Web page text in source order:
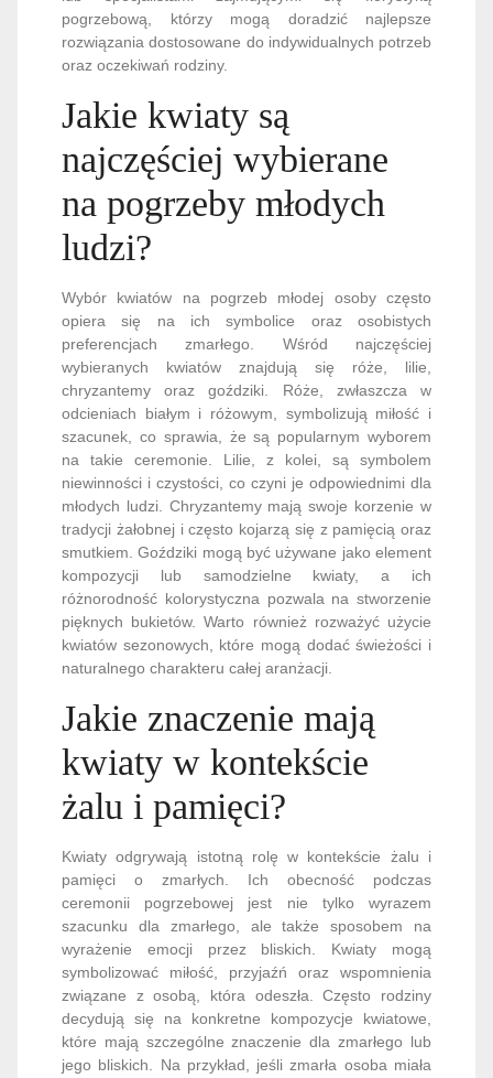
pogrzebową, którzy mogą doradzić najlepsze
rozwiązania dostosowane do indywidualnych potrzeb
oraz oczekiwań rodziny.
Jakie kwiaty są
najczęściej wybierane
na pogrzeby młodych
ludzi?
Wybór kwiatów na pogrzeb młodej osoby często
opiera się na ich symbolice oraz osobistych
preferencjach zmarłego. Wśród najczęściej
wybieranych kwiatów znajdują się róże, lilie,
chryzantemy oraz goździki. Róże, zwłaszcza w
odcieniach białym i różowym, symbolizują miłość i
szacunek, co sprawia, że są popularnym wyborem
na takie ceremonie. Lilie, z kolei, są symbolem
niewinności i czystości, co czyni je odpowiednimi dla
młodych ludzi. Chryzantemy mają swoje korzenie w
tradycji żałobnej i często kojarzą się z pamięcią oraz
smutkiem. Goździki mogą być używane jako element
kompozycji lub samodzielne kwiaty, a ich
różnorodność kolorystyczna pozwala na stworzenie
pięknych bukietów. Warto również rozważyć użycie
kwiatów sezonowych, które mogą dodać świeżości i
naturalnego charakteru całej aranżacji.
Jakie znaczenie mają
kwiaty w kontekście
żalu i pamięci?
Kwiaty odgrywają istotną rolę w kontekście żalu i
pamięci o zmarłych. Ich obecność podczas
ceremonii pogrzebowej jest nie tylko wyrazem
szacunku dla zmarłego, ale także sposobem na
wyrażenie emocji przez bliskich. Kwiaty mogą
symbolizować miłość, przyjaźń oraz wspomnienia
związane z osobą, która odeszła. Często rodziny
decydują się na konkretne kompozycje kwiatowe,
które mają szczególne znaczenie dla zmarłego lub
jego bliskich. Na przykład, jeśli zmarła osoba miała